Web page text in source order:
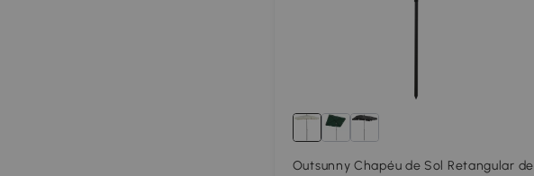
Outsunny Chapéu de Sol Retangular de